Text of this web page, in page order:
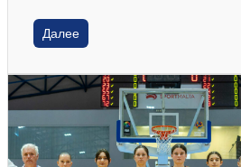
Далее